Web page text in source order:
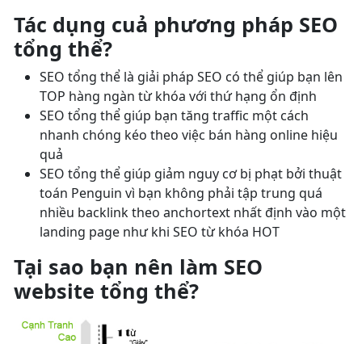
Tác dụng cuả phương pháp SEO
tổng thể?
SEO tổng thể là giải pháp SEO có thể giúp bạn lên
TOP hàng ngàn từ khóa với thứ hạng ổn định
SEO tổng thể giúp bạn tăng traffic một cách
nhanh chóng kéo theo việc bán hàng online hiệu
quả
SEO tổng thể giúp giảm nguy cơ bị phạt bởi thuật
toán Penguin vì bạn không phải tập trung quá
nhiều backlink theo anchortext nhất định vào một
landing page như khi SEO từ khóa HOT
Tại sao bạn nên làm SEO
website tổng thể?